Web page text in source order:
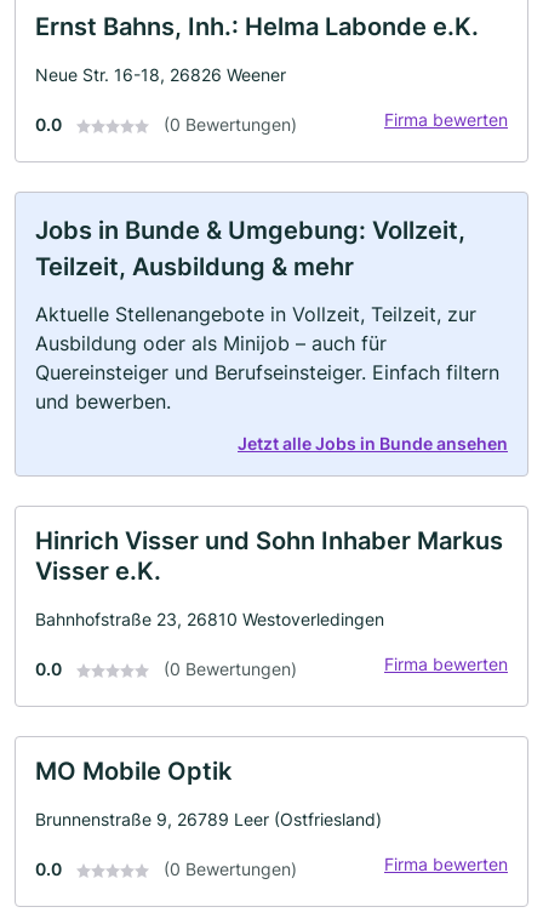
Ernst Bahns, Inh.: Helma Labonde e.K.
Neue Str. 16-18, 26826 Weener
0.0 (0 Bewertungen) Firma bewerten
Jobs in Bunde & Umgebung: Vollzeit,
Teilzeit, Ausbildung & mehr
Aktuelle Stellenangebote in Vollzeit, Teilzeit, zur
Ausbildung oder als Minijob – auch für
Quereinsteiger und Berufseinsteiger. Einfach filtern
und bewerben.
Jetzt alle Jobs in Bunde ansehen
Hinrich Visser und Sohn Inhaber Markus
Visser e.K.
Bahnhofstraße 23, 26810 Westoverledingen
0.0 (0 Bewertungen) Firma bewerten
MO Mobile Optik
Brunnenstraße 9, 26789 Leer (Ostfriesland)
0.0 (0 Bewertungen) Firma bewerten